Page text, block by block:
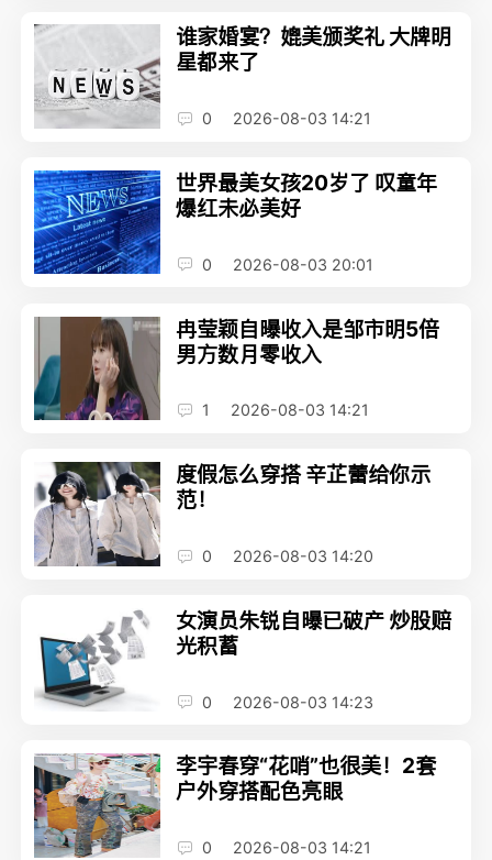
谁家婚宴？媲美颁奖礼 大牌明
星都来了
0 2026-08-03 14:21
世界最美女孩20岁了 叹童年
爆红未必美好
0 2026-08-03 20:01
冉莹颖自曝收入是邹市明5倍
男方数月零收入
1 2026-08-03 14:21
度假怎么穿搭 辛芷蕾给你示
范！
0 2026-08-03 14:20
女演员朱锐自曝已破产 炒股赔
光积蓄
0 2026-08-03 14:23
李宇春穿“花哨”也很美！2套
户外穿搭配色亮眼
0 2026-08-03 14:21